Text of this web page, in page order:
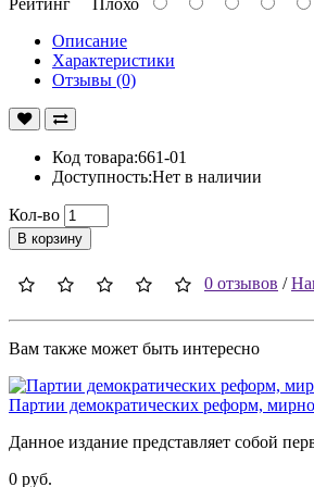
Рейтинг Плохо
Описание
Характеристики
Отзывы (0)
Код товара:661-01
Доступность:Нет в наличии
Кол-во
В корзину
0 отзывов /
Вам также может быть интересно
Партии демократических реформ,
Данное издание представляет собой
0 руб.